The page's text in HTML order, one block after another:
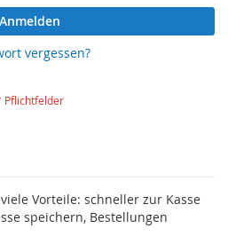
Anmelden
vergessen?
Vorteile: schneller zur Kasse
speichern, Bestellungen